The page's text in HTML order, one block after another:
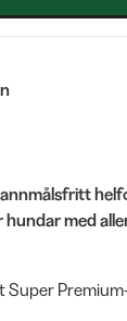
med